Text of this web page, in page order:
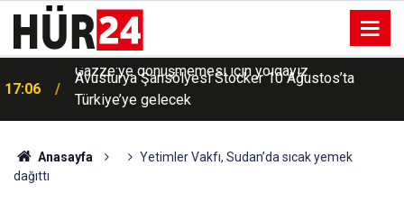
17:06
Avusturya Şansölyesi Stocker 10 Ağustos’ta
Türkiye’ye gelecek
Anasayfa
Yetimler Vakfı, Sudan’da sıcak yemek
dağıttı